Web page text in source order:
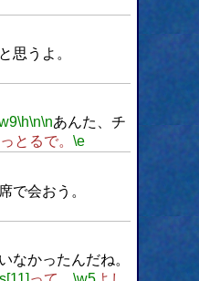
思うよ。
\h\n\nあんた、チ
とるで。 \e
で会おう。
なかったんだね。